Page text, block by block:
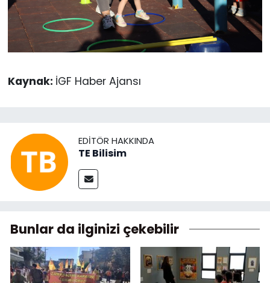
Kaynak: İGF Haber Ajansı
EDITÖR HAKKINDA
TE Bilisim
Bunlar da ilginizi çekebilir